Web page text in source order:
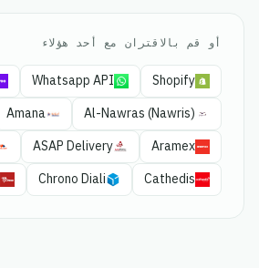
أو قم بالاقتران مع أحد هؤلاء
Shopify
Whatsapp API
Al-Nawras (Nawris)
Amana
Aramex
ASAP Delivery
Cathedis
Chrono Diali